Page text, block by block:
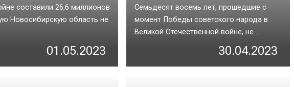
составили 26,6 миллионов
Новосибирскую область не
01.05.2023
Семьдесят восемь лет, прошедшие с
момент Победы советского народа в
Великой Отечественной войне, не ...
30.04.2023